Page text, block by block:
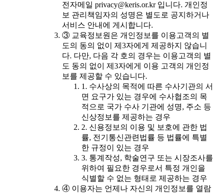
전자메일 privacy@keris.or.kr 입니다. 개인정
보 관리책임자의 성명은 별도로 공지하거나
서비스 안내에 게시합니다.
③ 교육정보원은 개인정보를 이용고객의 별
도의 동의 없이 제3자에게 제공하지 않습니
다. 다만, 다음 각 호의 경우는 이용고객의 별
도 동의 없이 제3자에게 이용 고객의 개인정
보를 제공할 수 있습니다.
1. 수사상의 목적에 따른 수사기관의 서
면 요구가 있는 경우에 수사협조의 목
적으로 국가 수사 기관에 성명, 주소 등
신상정보를 제공하는 경우
2. 신용정보의 이용 및 보호에 관한 법
률, 전기통신관련법률 등 법률에 특별
한 규정이 있는 경우
3. 통계작성, 학술연구 또는 시장조사를
위하여 필요한 경우로서 특정 개인을
식별할 수 없는 형태로 제공하는 경우
④ 이용자는 언제나 자신의 개인정보를 열람